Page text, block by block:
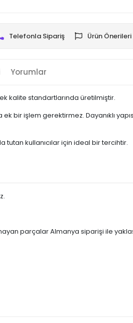
Telefonla Sipariş Ürün Önerileri
Yorumlar
kalite standartlarında üretilmiştir.
bir işlem gerektirmez. Dayanıklı
tutan kullanıcılar için ideal bir tercihtir.
parçalar Almanya siparişi ile